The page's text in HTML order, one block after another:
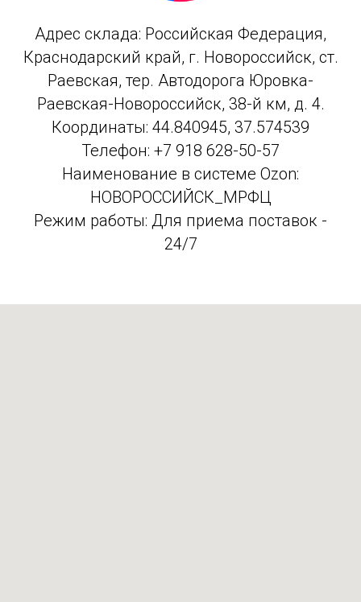
Адрес склада: Российская Федерация,
Краснодарский край, г. Новороссийск, ст.
Раевская, тер. Автодорога Юровка-
Раевская-Новороссийск, 38-й км, д. 4.
Координаты: 44.840945, 37.574539
Телефон: +7 918 628-50-57
Наименование в системе Ozon:
НОВОРОССИЙСК_МРФЦ
Режим работы: Для приема поставок -
24/7